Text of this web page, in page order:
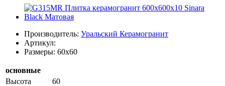
Производитель: Уральский Керамогранит
Артикул:
Размеры: 60x60
основные
Высота
60